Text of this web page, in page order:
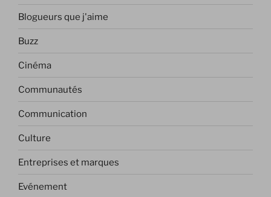
Blogueurs que j'aime
Buzz
Cinéma
Communautés
Communication
Culture
Entreprises et marques
Evénement